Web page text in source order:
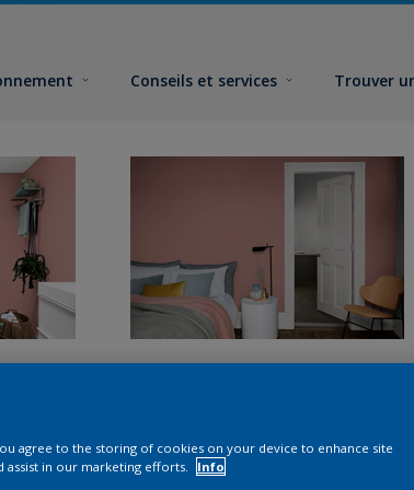
Conseils et services Trouver
agree to the storing of cookies on your device to enhance site
assist in our marketing efforts.
Info